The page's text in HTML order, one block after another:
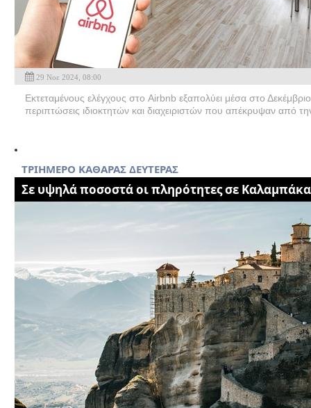
29 Νοε 2024, 08:00
Εκτεταμένους ελέγχους στο Airbnb εξαπολύει μέσα στο
περιπτώσεις ιδιοκτητών και διαχειριστών που απέκρυψαν από
TΡΙΗΜΕΡΟ ΚΑΘΑΡΑΣ ΔΕΥΤΕΡΑΣ
Σε υψηλά ποσοστά οι πληρότητες σε